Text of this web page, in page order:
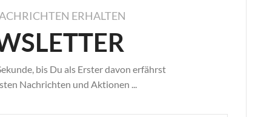
ERHALTEN
bis Du als Erster davon erfährst
Nachrichten und Aktionen ...